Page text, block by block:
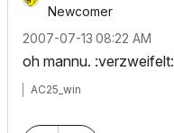
Newcomer
‎2007-07-13 08:22 AM
oh mannu. :verzweifelt:
AC25_win